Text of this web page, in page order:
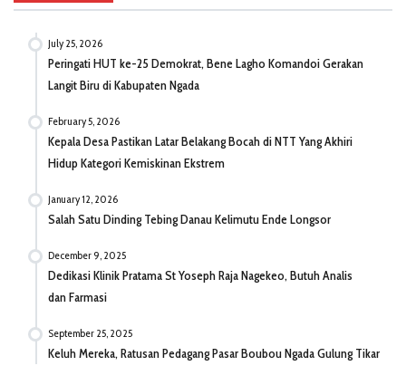
July 25, 2026
Peringati HUT ke-25 Demokrat, Bene Lagho Komandoi Gerakan
Langit Biru di Kabupaten Ngada
February 5, 2026
Kepala Desa Pastikan Latar Belakang Bocah di NTT Yang Akhiri
Hidup Kategori Kemiskinan Ekstrem
January 12, 2026
Salah Satu Dinding Tebing Danau Kelimutu Ende Longsor
December 9, 2025
Dedikasi Klinik Pratama St Yoseph Raja Nagekeo, Butuh Analis
dan Farmasi
September 25, 2025
Keluh Mereka, Ratusan Pedagang Pasar Boubou Ngada Gulung Tikar